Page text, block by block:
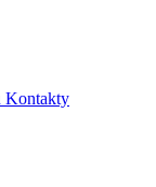
Kontakty